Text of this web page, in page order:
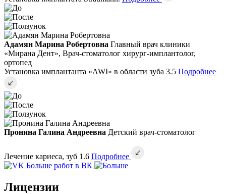
Адамян Марина Робертовна Главный врач клиники
«Мирана Дент», Врач-стоматолог хирург-имплантолог,
ортопед
Установка имплантанта «AWI» в области зуба 3.5 Подробнее
Пронина Галина Андреевна Детский врач-стоматолог
Лечение кариеса, зуб 1.6 Подробнее
Больше работ в ВК
Лицензии